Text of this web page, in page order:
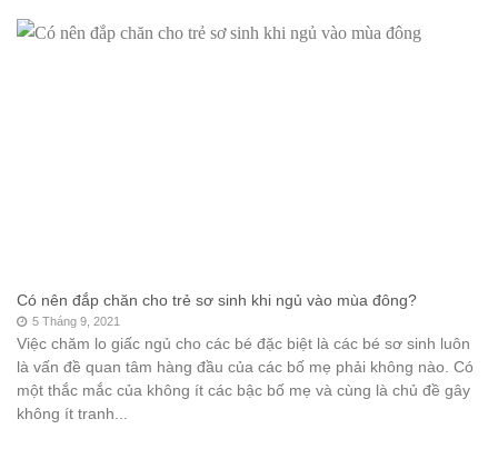
Có nên đắp chăn cho trẻ sơ sinh khi ngủ vào mùa đông?
5 Tháng 9, 2021
Việc chăm lo giấc ngủ cho các bé đặc biệt là các bé sơ sinh luôn
là vấn đề quan tâm hàng đầu của các bố mẹ phải không nào. Có
một thắc mắc của không ít các bậc bố mẹ và cùng là chủ đề gây
không ít tranh...